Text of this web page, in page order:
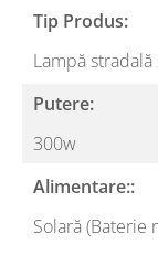
Tip Produs:
Lampă
Putere:
300w
Alimentare::
Solară (Baterie